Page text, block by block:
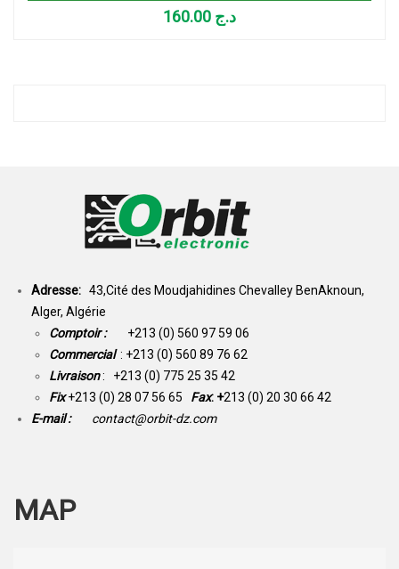
د.ج
Adresse: 43,Cité des Moudjahidines Chevalley BenAknoun,
Alger, Algérie
Comptoir : +213 (0) 560 97 59 06
Commercial : +213 (0) 560 89 76 62
Livraison: +213 (0) 775 25 35 42
Fix +213 (0) 28 07 56 65 Fax: +213 (0) 20 30 66 42
E-mail :
contact@orbit-dz.com
MAP